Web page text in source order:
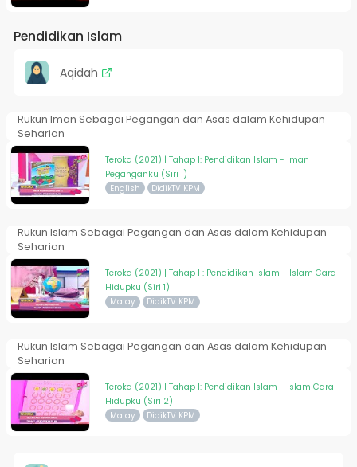
Pendidikan Islam
Aqidah
Rukun Iman Sebagai Pegangan dan Asas dalam Kehidupan
Seharian
Teroka (2021) | Tahap 1: Pendidikan Islam - Iman
Peganganku (Siri 1)
English DidikTV KPM
Rukun Islam Sebagai Pegangan dan Asas dalam Kehidupan
Seharian
Teroka (2021) | Tahap 1 : Pendidikan Islam - Islam Cara
Hidupku (Siri 1)
Malay DidikTV KPM
Rukun Islam Sebagai Pegangan dan Asas dalam Kehidupan
Seharian
Teroka (2021) | Tahap 1: Pendidikan Islam - Islam Cara
Hidupku (Siri 2)
Malay DidikTV KPM